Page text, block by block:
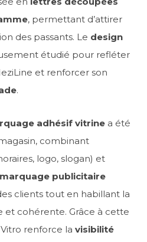
, permettant d’attirer
des passants. Le design
étudié pour refléter
et renforcer son
.
adhésif vitrine a été
combinant
logo, slogan) et
marquage publicitaire
clients tout en habillant la
et cohérente. Grâce à cette
renforce la visibilité